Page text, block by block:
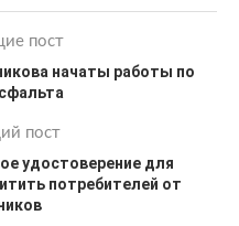
пост
начаты работы по
пост
удостоверение для
потребителей от